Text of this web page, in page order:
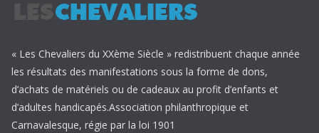
« Les Chevaliers du XXème Siècle » redistribuent chaque année
les résultats des manifestations sous la forme de dons,
d’achats de matériels ou de cadeaux au profit d’enfants et
d’adultes handicapés.Association philanthropique et
Carnavalesque, régie par la loi 1901